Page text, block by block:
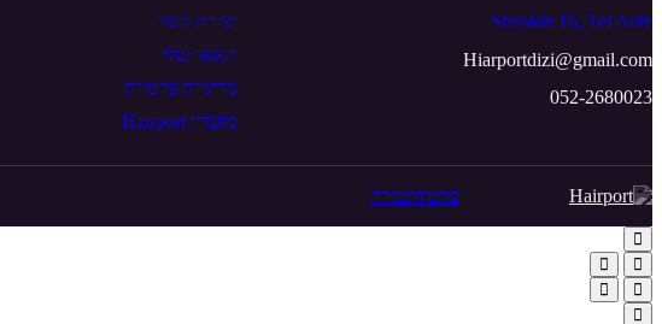
Shenkin 16, Tel Aviv
Hiarportdizi@gmail.com
052-2680023
יצירת קשר
האזור שלי
מדיניות פרטיות
מועדון Hairport
פרטיותעזרה